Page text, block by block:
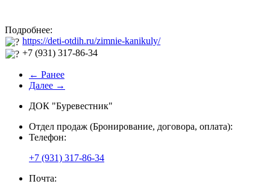
Подробнее:
https://deti-otdih.ru/zimnie-kanikuly/
+7 (931) 317-86-34
← Ранее
Далее →
ДОК "Буревестник"
Отдел продаж (Бронирование, договора, оплата):
Телефон:
+7 (931) 317-86-34
Почта: